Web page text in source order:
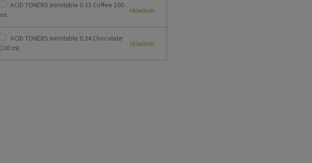
ACID TONERS Inimitable 0.33 Coffee 100
ml.
skladom
ACID TONERS Inimitable 0.34 Chocolate
100 ml.
skladom